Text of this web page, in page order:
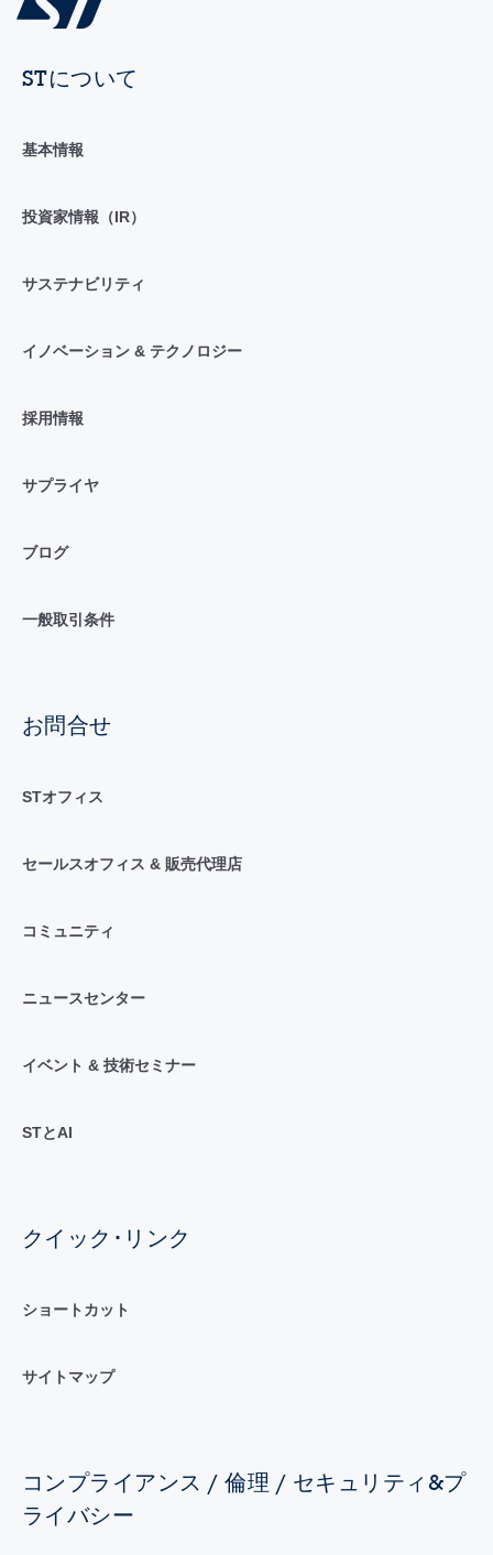
STについて
基本情報
投資家情報（IR）
サステナビリティ
イノベーション & テクノロジー
採用情報
サプライヤ
ブログ
一般取引条件
お問合せ
STオフィス
セールスオフィス & 販売代理店
コミュニティ
ニュースセンター
イベント & 技術セミナー
STとAI
クイック･リンク
ショートカット
サイトマップ
コンプライアンス / 倫理 / セキュリティ&プ
ライバシー